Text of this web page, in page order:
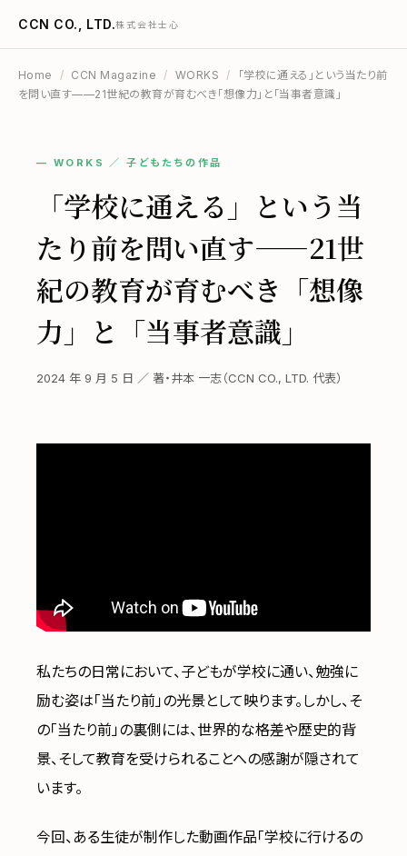
CCN CO., LTD.株式会社士心
Home / CCN Magazine / WORKS /
「学校に通える」という当たり前
を問い直す——21世紀の教育が育むべき「想像力」と「当事者意識」
— WORKS ／ 子どもたちの作品
「学校に通える」という当
たり前を問い直す——21世
紀の教育が育むべき「想像
力」と「当事者意識」
2024 年 9 月 5 日 ／ 著・井本 一志（CCN CO., LTD. 代表）
私たちの日常において、子どもが学校に通い、勉強に
励む姿は「当たり前」の光景として映ります。しかし、そ
の「当たり前」の裏側には、世界的な格差や歴史的背
景、そして教育を受けられることへの感謝が隠されて
います。
今回、ある生徒が制作した動画作品「学校に行けるの